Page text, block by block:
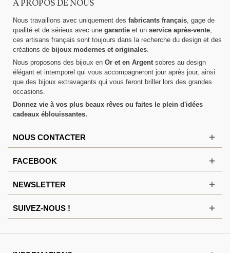
A PROPOS DE NOUS
Nous travaillons avec uniquement des fabricants français, gage de
qualité et de sérieux avec une garantie et un service après-vente,
ces artisans français sont toujours dans la recherche du design et des
créations de bijoux modernes et originales.
Nous proposons des bijoux en Or et en Argentsobres au design
élégant et intemporel qui vous accompagneront jour après jour, ainsi
que des bijoux extravagants qui vous feront briller lors des grandes
occasions.
Donnez vie à vos plus beaux rêves ou faites le plein d'idées
cadeaux éblouissantes.
NOUS CONTACTER
FACEBOOK
NEWSLETTER
SUIVEZ-NOUS !